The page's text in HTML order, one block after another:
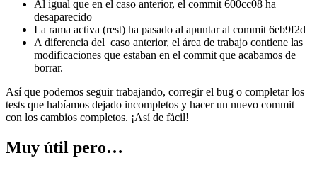
Al igual que en el caso anterior, el commit 600cc08 ha
desaparecido
La rama activa (rest) ha pasado al apuntar al commit 6eb9f2d
A diferencia del caso anterior, el área de trabajo contiene las
modificaciones que estaban en el commit que acabamos de
borrar.
Así que podemos seguir trabajando, corregir el bug o completar los
tests que habíamos dejado incompletos y hacer un nuevo commit
con los cambios completos. ¡Así de fácil!
Muy útil pero…